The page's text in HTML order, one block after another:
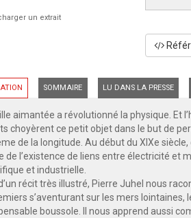
un extrait
SOMMAIRE LU DANS LA PRESSE
aimantée a révolutionné la physique. Et
choyèrent ce petit objet dans le but de
de la longitude. Au début du XIXe
de l’existence de liens entre électricité et
et industrielle.
récit très illustré, Pierre Juhel nous
s’aventurant sur les mers lointaines,
boussole. Il nous apprend aussi